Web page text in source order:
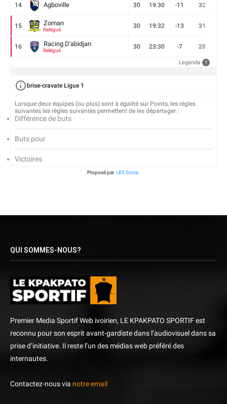
14 Agboville 30 19:30 -11 32
15 Zoman
Relégué
30 19:32 -13 31
16 Racing D'abidjan
Relégué
30 23:30 -7 28
Legenda ?
brise-cravate Ligue 1
Lorsque deux équipes (ou plus) sont à égalité sur Points, les règles
suivantes les règles suivantes permettent de les départager :
Différence de buts
Buts pour
Victoires
Proposé par LKS Score
QUI SOMMES-NOUS?
Premier Media Sportif Web ivoirien, LE KPAKPATO SPORTIF est
reconnu pour son esprit avant-gardiste dans l’audiovisuel dans sa
prise d’initiative. Il reste l’un des médias web préféré des
internautes.
Contactez-nous via notre email